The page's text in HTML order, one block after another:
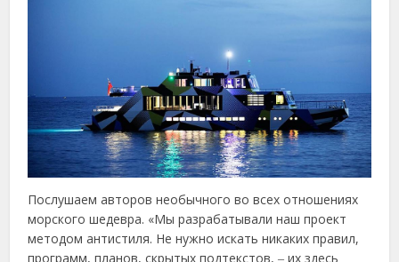
Послушаем авторов необычного во всех отношениях
морского шедевра. «Мы разрабатывали наш проект
методом антистиля. Не нужно искать никаких правил,
программ, планов, скрытых подтекстов, ‒ их здесь